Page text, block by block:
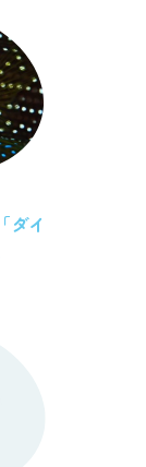
ダイ